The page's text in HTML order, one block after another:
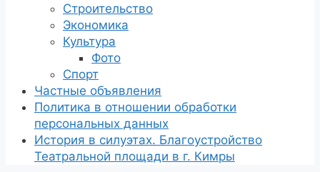
Строительство
Экономика
Культура
Фото
Спорт
Частные объявления
Политика в отношении обработки
персональных данных
История в силуэтах. Благоустройство
Театральной площади в г. Кимры